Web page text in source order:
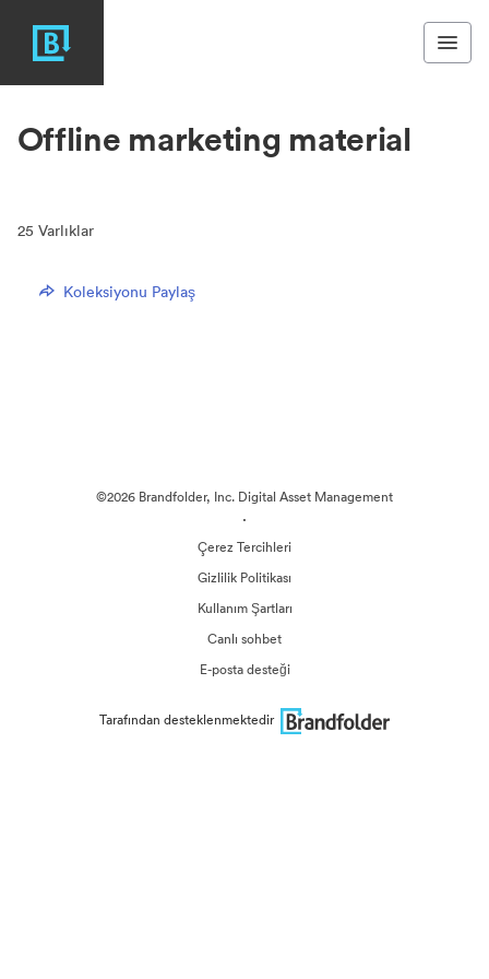
Offline marketing material
25 Varlıklar
Koleksiyonu Paylaş
©2026 Brandfolder, Inc. Digital Asset Management
·
Çerez Tercihleri
Gizlilik Politikası
Kullanım Şartları
Canlı sohbet
E-posta desteği
Tarafından desteklenmektedir